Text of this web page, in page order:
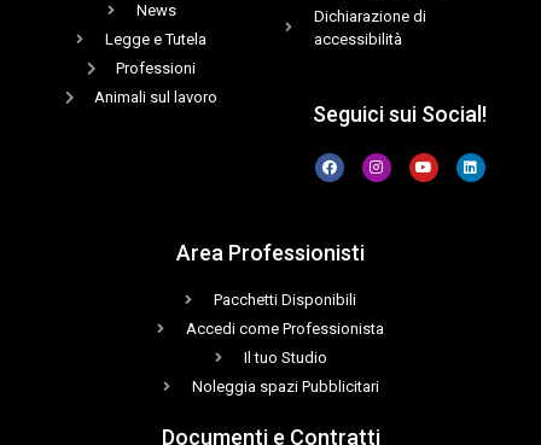
News
Legge e Tutela
Professioni
Animali sul lavoro
Dichiarazione di
accessibilità
Seguici sui Social!
Area Professionisti
Pacchetti Disponibili
Accedi come Professionista
Il tuo Studio
Noleggia spazi Pubblicitari
Documenti e Contratti